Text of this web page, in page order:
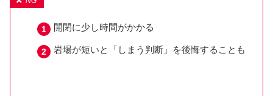
開閉に少し時間がかかる
岩場が短いと「しまう判断」を後悔することも